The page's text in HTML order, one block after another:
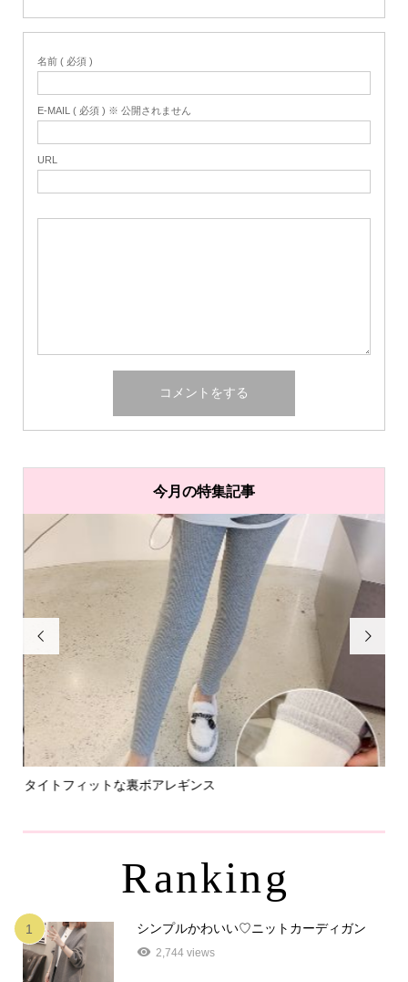
名前 ( 必須 )
E-MAIL ( 必須 ) ※ 公開されません
URL
今月の特集記事

タイトフィットな裏ボアレギンス

Ranking
1 シンプルかわいい♡ニットカーディガン
2,744 views